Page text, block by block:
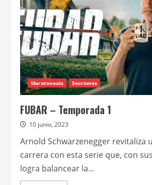
Maratoneala Secciones
FUBAR – Temporada 1
10 junio, 2023
Arnold Schwarzenegger revitaliza
carrera con esta serie que, con
logra balancear la...